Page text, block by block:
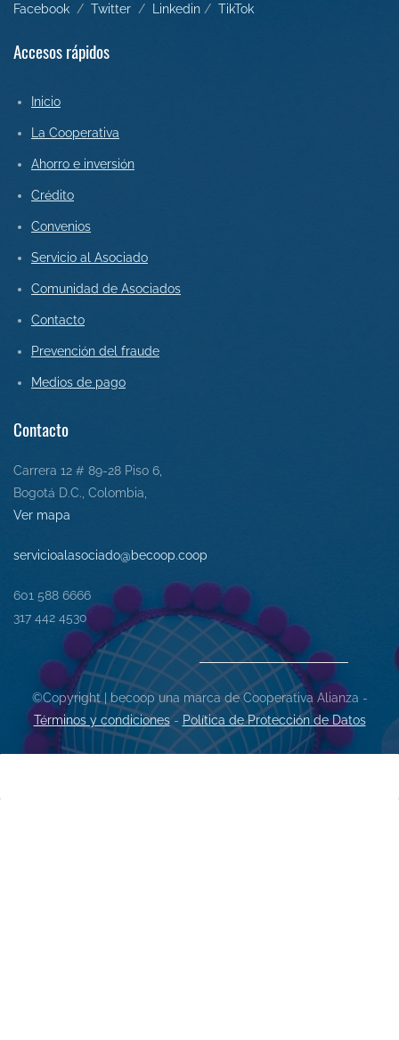
Facebook / Twitter / inkedin / TikTok
Accesos rápidos
Inicio
La Cooperativa
Ahorro e inversión
Crédito
Convenios
Servicio al Asociado
Comunidad de Asociados
Contacto
Prevención del fraude
Medios de pago
Contacto
Carrera 12 # 89-28 Piso 6,
Bogotá D.C., Colombia,
Ver mapa
servicioalasociado@becoop.coop
601 588 6666
317 442 4530
©Copyright | becoop una marca de Cooperativa Alianza -
Términos y condiciones- Política de Protección de Datos